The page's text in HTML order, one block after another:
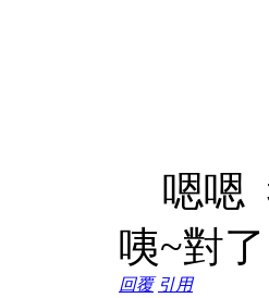
嗯嗯
咦~對
回覆 引用